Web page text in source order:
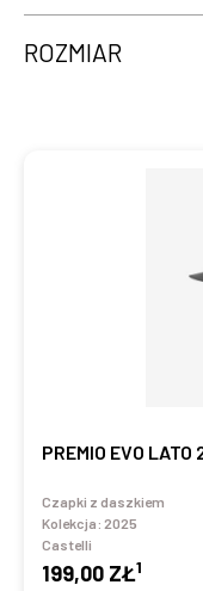
ROZMIAR
PREMIO EVO LATO
Czapki z daszkiem
Kolekcja: 2025
Castelli
199,00 ZŁ1